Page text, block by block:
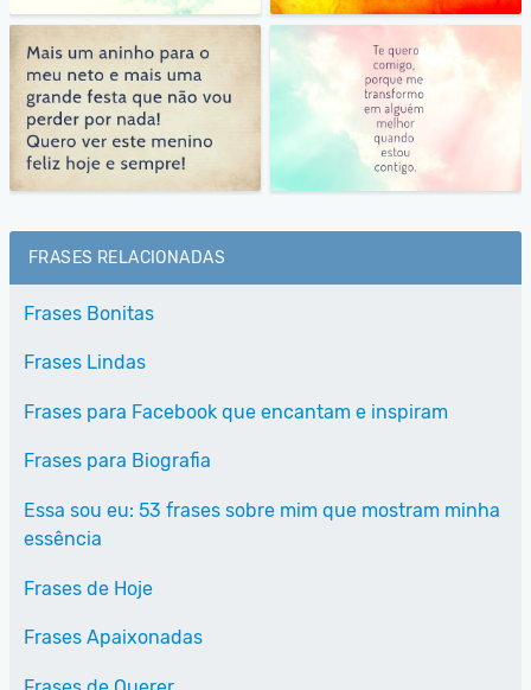
FRASES RELACIONADAS
Frases Bonitas
Frases Lindas
Frases para Facebook que encantam e inspiram
Frases para Biografia
Essa sou eu: 53 frases sobre mim que mostram minha
essência
Frases de Hoje
Frases Apaixonadas